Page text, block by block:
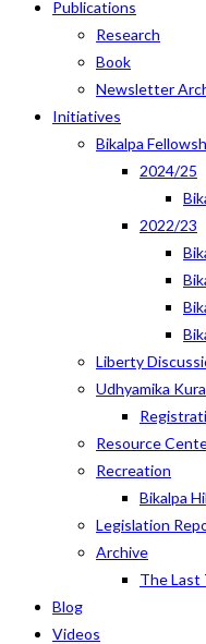
Publications
Research
Book
Newsletter
Initiatives
Bikalpa
2024/25
2022/23
Liberty
Udhyamika Kura
Resource
Recreation
Bikalpa
Legislation
Archive
The Last
Blog
Videos